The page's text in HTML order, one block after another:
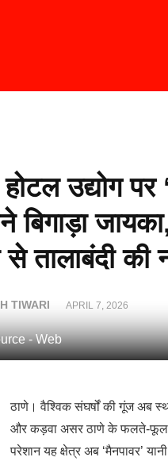
उद्योग
बिगाड़ा
तालाबंदी की
TIWARI APRIL 7, 2026
- Web
ठाणे। वैश्विक संघर्षों की गूंज अब
और कड़वा असर ठाणे के फलते-फूलते
परेशान यह क्षेत्र अब ‘मैनपावर’